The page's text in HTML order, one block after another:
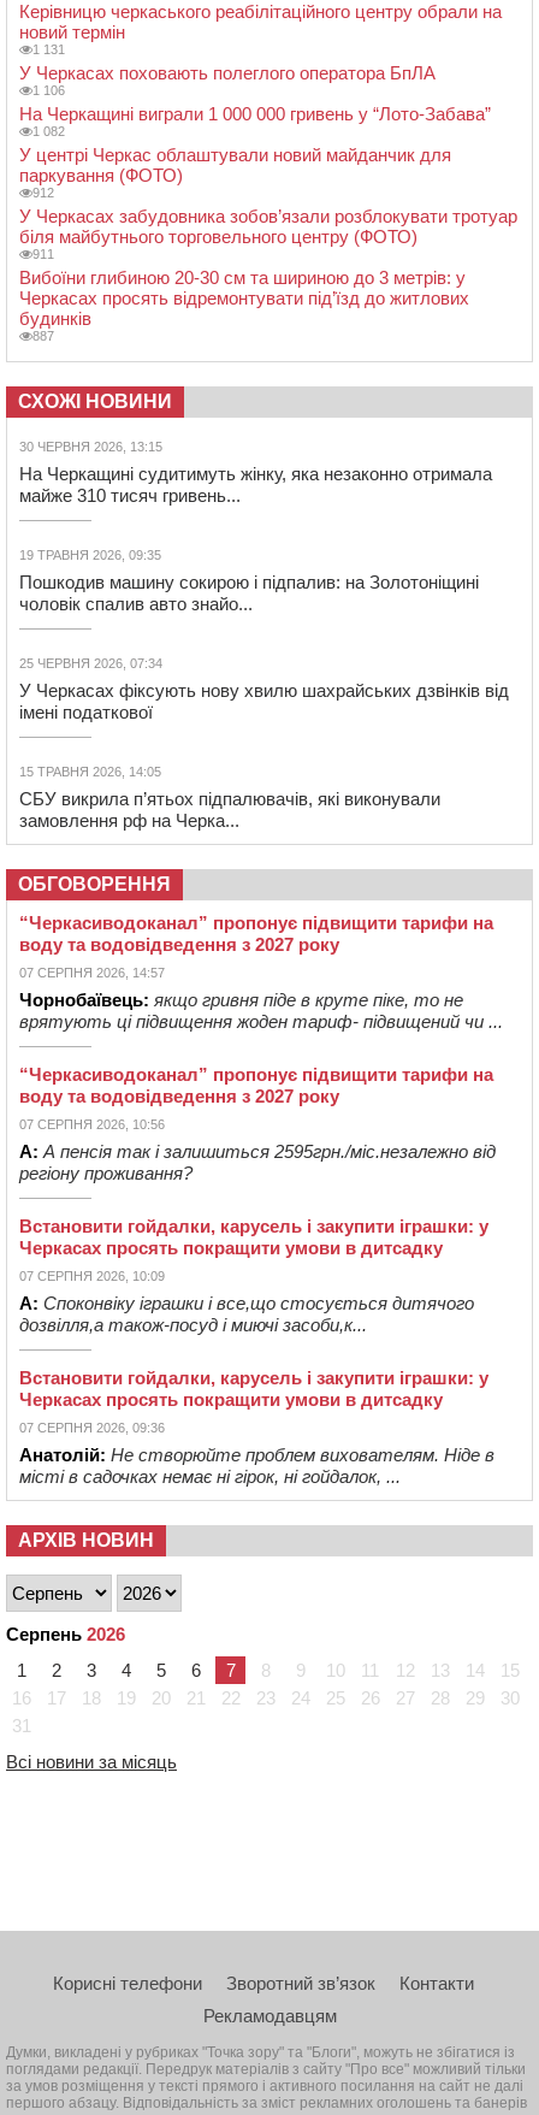
Керівницю черкаського реабілітаційного центру обрали на
новий термін
1 131
У Черкасах поховають полеглого оператора БпЛА
1 106
На Черкащині виграли 1 000 000 гривень у “Лото-Забава”
1 082
У центрі Черкас облаштували новий майданчик для
паркування (ФОТО)
912
У Черкасах забудовника зобов’язали розблокувати тротуар
біля майбутнього торговельного центру (ФОТО)
911
Вибоїни глибиною 20-30 см та шириною до 3 метрів: у
Черкасах просять відремонтувати під’їзд до житлових
будинків
887
СХОЖІ НОВИНИ
30 ЧЕРВНЯ 2026, 13:15
На Черкащині судитимуть жінку, яка незаконно отримала
майже 310 тисяч гривень...
19 ТРАВНЯ 2026, 09:35
Пошкодив машину сокирою і підпалив: на Золотоніщині
чоловік спалив авто знайо...
25 ЧЕРВНЯ 2026, 07:34
У Черкасах фіксують нову хвилю шахрайських дзвінків від
імені податкової
15 ТРАВНЯ 2026, 14:05
СБУ викрила п’ятьох підпалювачів, які виконували
замовлення рф на Черка...
ОБГОВОРЕННЯ
“Черкасиводоканал” пропонує підвищити тарифи на
воду та водовідведення з 2027 року
07 СЕРПНЯ 2026, 14:57
Чорнобаївець: якщо гривня піде в круте піке, то не
врятують ці підвищення жоден тариф- підвищений чи ...
“Черкасиводоканал” пропонує підвищити тарифи на
воду та водовідведення з 2027 року
07 СЕРПНЯ 2026, 10:56
А: А пенсія так і залишиться 2595грн./міс.незалежно від
регіону проживання?
Встановити гойдалки, карусель і закупити іграшки: у
Черкасах просять покращити умови в дитсадку
07 СЕРПНЯ 2026, 10:09
А: Споконвіку іграшки і все,що стосується дитячого
дозвілля,а також-посуд і миючі засоби,к...
Встановити гойдалки, карусель і закупити іграшки: у
Черкасах просять покращити умови в дитсадку
07 СЕРПНЯ 2026, 09:36
Анатолій: Не створюйте проблем вихователям. Ніде в
місті в садочках немає ні гірок, ні гойдалок, ...
АРХІВ НОВИН
Серпень 2026
1
2 3 4 5 6 7 8 9 10 11 12 13 14
15
16
17 18 19 20 21 22 23 24 25 26 27 28 29
30
31
Всі новини за місяць
Корисні телефони Зворотний зв’язок
Контакти
Рекламодавцям
Думки, викладені у рубриках "Точка зору" та "Блоги", можуть не збігатися із
поглядами редакції. Передрук матеріалів з сайту "Про все" можливий тільки
за умов розміщення у тексті прямого і активного посилання на сайт не далі
першого абзацу. Відповідальність за зміст рекламних оголошень та банерів